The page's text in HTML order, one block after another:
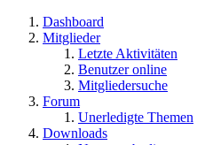
Dashboard
Mitglieder
Letzte Aktivitäten
Benutzer online
Mitgliedersuche
Forum
Unerledigte Themen
Downloads